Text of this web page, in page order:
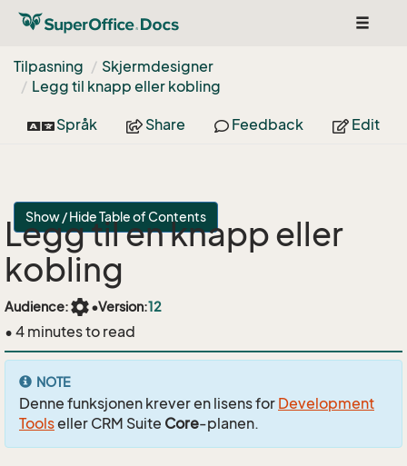
Toggle
Tilpasning
Skjermdesigner
Legg til knapp eller kobling
Språk Share Feedback Edit
Show / Hide Table of Contents
Legg til en knapp eller
kobling
Audience:settings•Version:12
• 4 minutes to read
NOTE
Denne funksjonen krever en lisens for Development
Toolseller CRM Suite Core-planen.